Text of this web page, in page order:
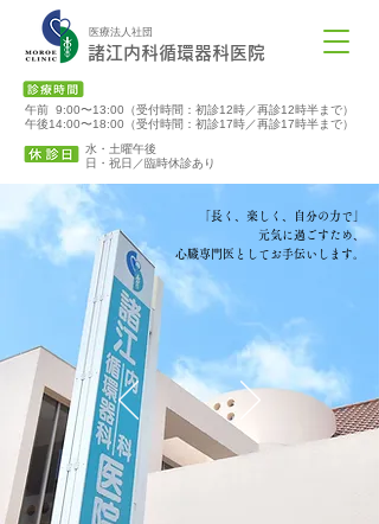
医療法人社団
諸江内科循環器科医院
午前 9:00〜13:00（受付時間：初診12時／再診12時半まで）
午後14:00〜18:00（受付時間：初診17時／再診17時半まで）
水・土曜午後
​日・祝日／臨時休診あり
「長く、楽しく、自分の力で」
元気に過ごすため、
心臓専門医としてお手伝いします。